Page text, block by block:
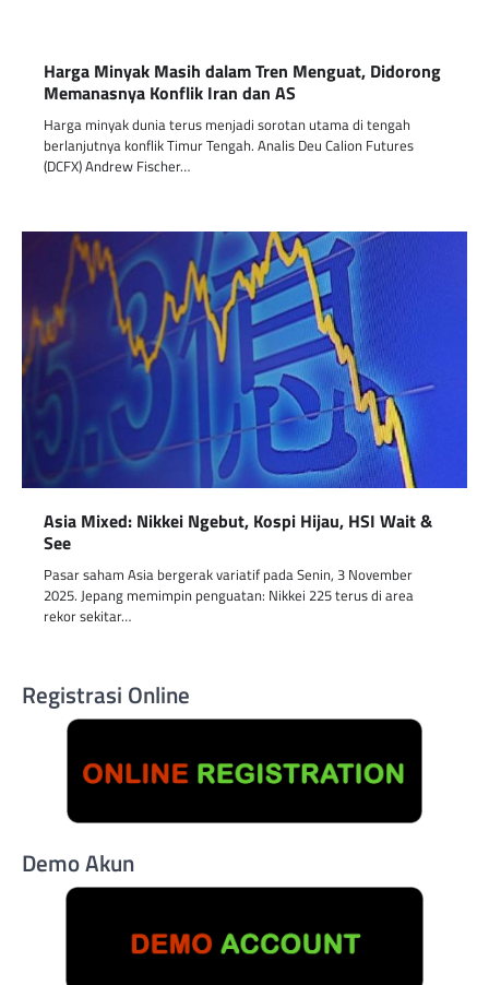
Harga Minyak Masih dalam Tren Menguat, Didorong
Memanasnya Konflik Iran dan AS
Harga minyak dunia terus menjadi sorotan utama di tengah
berlanjutnya konflik Timur Tengah. Analis Deu Calion Futures
(DCFX) Andrew Fischer…
Asia Mixed: Nikkei Ngebut, Kospi Hijau, HSI Wait &
See
Pasar saham Asia bergerak variatif pada Senin, 3 November
2025. Jepang memimpin penguatan: Nikkei 225 terus di area
rekor sekitar…
Registrasi Online
Demo Akun